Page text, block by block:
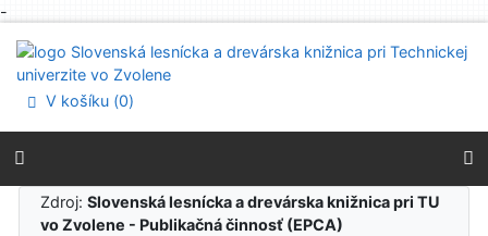
-
Prejsť na menu
Prehlásenie o webovej prístupnosti
V košíku (0)
Zdroj:Slovenská lesnícka a drevárska knižnica pri TU
vo Zvolene - Publikačná činnosť (EPCA)